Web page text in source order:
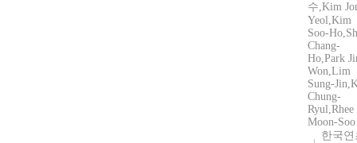
수,Kim
Yeol,Kim
Soo-
Chang-
Ho,Park
Won,Lim
Sung-
Chung-
Ryul,Rhee
Moon-Soo
한국연